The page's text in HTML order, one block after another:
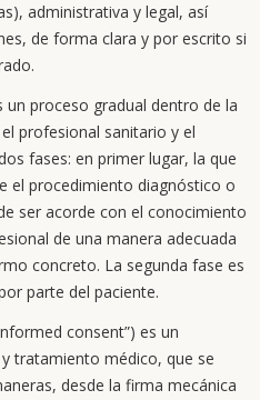
administrativa y legal, así
de forma clara y por escrito si
proceso gradual dentro de la
profesional sanitario y el
fases: en primer lugar, la que
el procedimiento diagnóstico o
ser acorde con el conocimiento
de una manera adecuada
concreto. La segunda fase es
parte del paciente.
consent”) es un
tratamiento médico, que se
desde la firma mecánica